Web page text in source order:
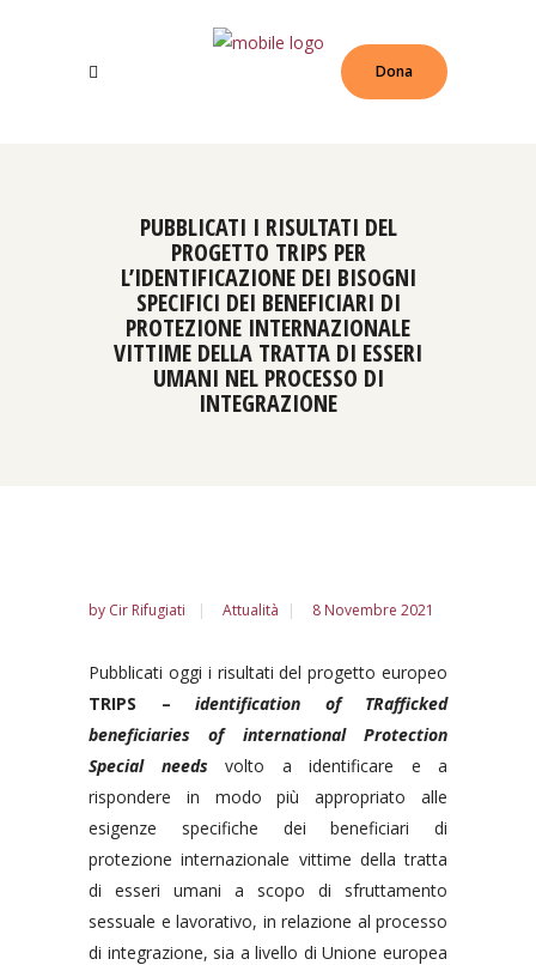
Dona
PUBBLICATI I RISULTATI DEL
PROGETTO TRIPS PER
L’IDENTIFICAZIONE DEI BISOGNI
SPECIFICI DEI BENEFICIARI DI
PROTEZIONE INTERNAZIONALE
VITTIME DELLA TRATTA DI ESSERI
UMANI NEL PROCESSO DI
INTEGRAZIONE
by Cir Rifugiati Attualità 8 Novembre 2021
Pubblicati oggi i risultati del progetto europeo
TRIPS – identification of TRafficked
beneficiaries of international Protection
Special needs volto a identificare e a
rispondere in modo più appropriato alle
esigenze specifiche dei beneficiari di
protezione internazionale vittime della tratta
di esseri umani a scopo di sfruttamento
sessuale e lavorativo, in relazione al processo
di integrazione, sia a livello di Unione europea